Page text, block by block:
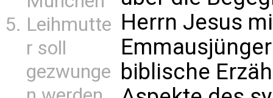
Leihmutte
r soll
gezwunge
Herrn Jesus
biblische